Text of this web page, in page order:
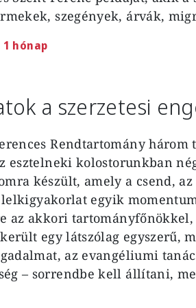
szegények, árvák,
1 hónap
a szerzetesi
Rendtartomány három
esztelneki kolostorunkban
készült, amely a csend,
egyik
az akkori
egy látszólag egyszerű,
az evangéliumi
– sorrendbe kell állítani,